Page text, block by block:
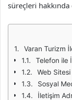
süreçleri hakkında
Varan Turizm
Telefon ile
Web Sitesi
Sosyal
İletişim